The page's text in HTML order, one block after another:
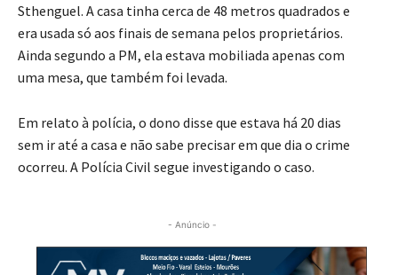
Sthenguel. A casa tinha cerca de 48 metros quadrados e
era usada só aos finais de semana pelos proprietários.
Ainda segundo a PM, ela estava mobiliada apenas com
uma mesa, que também foi levada.
Em relato à polícia, o dono disse que estava há 20 dias
sem ir até a casa e não sabe precisar em que dia o crime
ocorreu. A Polícia Civil segue investigando o caso.
- Anúncio -